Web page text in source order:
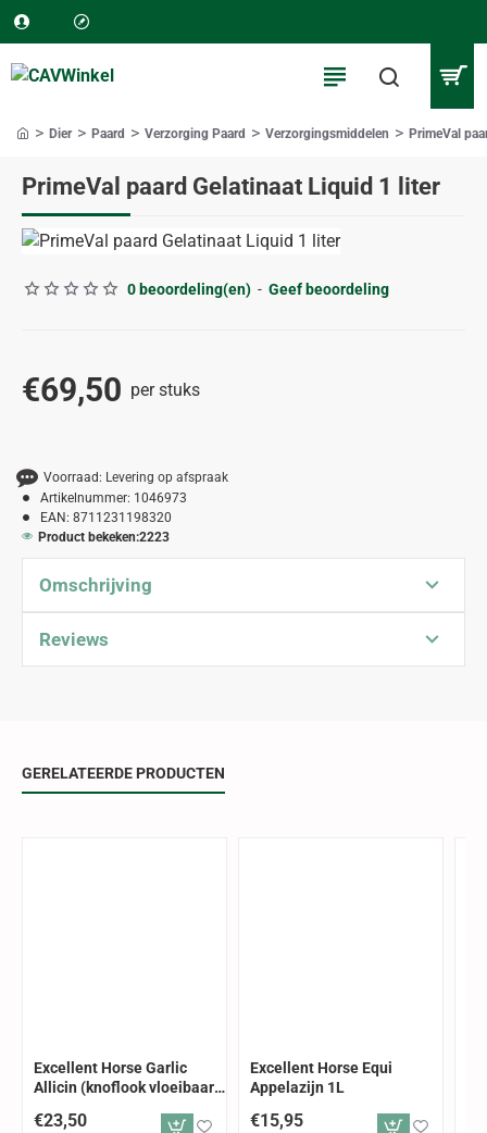
PrimeVal paard Gelatinaat Liquid 1 liter
Dier Paard Verzorging Paard Verzorgingsmiddelen PrimeVal
0 beoordeling(en) - Geef beoordeling
€69,50 per stuks
Voorraad: Levering op afspraak
Artikelnummer: 1046973
EAN: 8711231198320
Product bekeken:2223
Omschrijving
Reviews
GERELATEERDE PRODUCTEN
Excellent Horse Garlic
Allicin (knoflook vloeibaar)
€23,50
Excellent Horse Equi
Appelazijn 1L
€15,95